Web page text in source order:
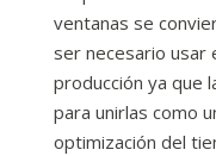
ventanas se
ser necesario usar
producción ya que
para unirlas como
optimización del